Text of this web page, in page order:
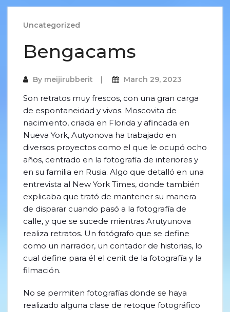
Uncategorized
Bengacams
By meijirubberit March 29, 2023
Son retratos muy frescos, con una gran carga
de espontaneidad y vivos. Moscovita de
nacimiento, criada en Florida y afincada en
Nueva York, Autyonova ha trabajado en
diversos proyectos como el que le ocupó ocho
años, centrado en la fotografía de interiores y
en su familia en Rusia. Algo que detalló en una
entrevista al New York Times, donde también
explicaba que trató de mantener su manera
de disparar cuando pasó a la fotografía de
calle, y que se sucede mientras Arutyunova
realiza retratos. Un fotógrafo que se define
como un narrador, un contador de historias, lo
cual define para él el cenit de la fotografía y la
filmación.
No se permiten fotografías donde se haya
realizado alguna clase de retoque fotográfico